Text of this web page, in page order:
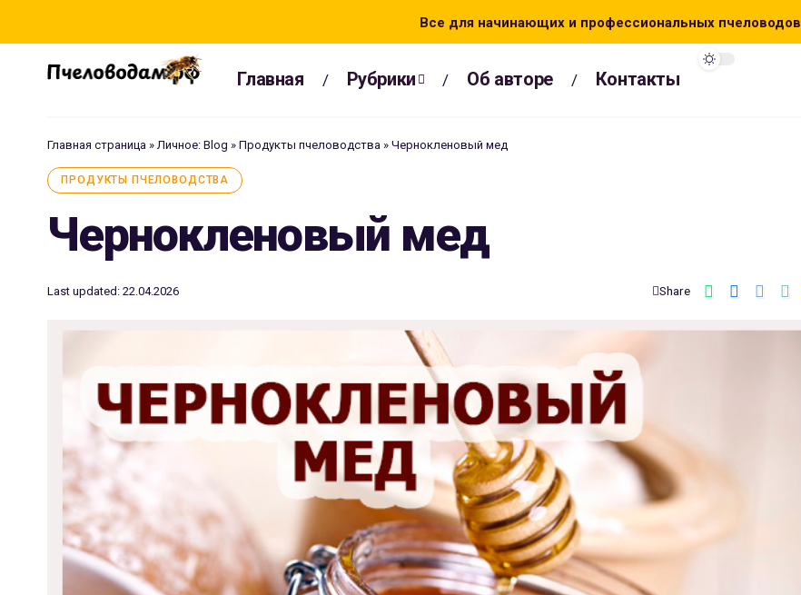
Все для начинающих и профессиональных пчеловодов
Главная Рубрики Об авторе Контакты
Главная страница »Личное: Blog » Продукты пчеловодства » Чернокленовый мед
ПРОДУКТЫ ПЧЕЛОВОДСТВА
Чернокленовый мед
Last updated: 22.04.2026 Share